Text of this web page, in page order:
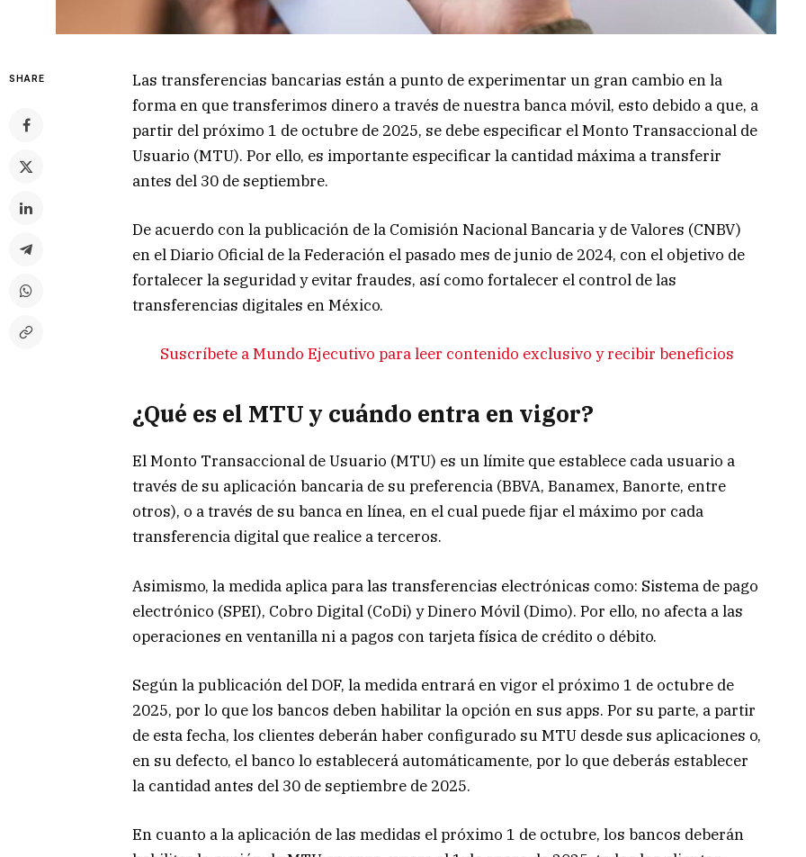
SHARE
Las transferencias bancarias están a punto de experimentar un gran cambio en la
forma en que transferimos dinero a través de nuestra banca móvil, esto debido a que, a
partir del próximo 1 de octubre de 2025, se debe especificar el Monto Transaccional de
Usuario (MTU). Por ello, es importante especificar la cantidad máxima a transferir
antes del 30 de septiembre.
De acuerdo con la publicación de la Comisión Nacional Bancaria y de Valores (CNBV)
en el Diario Oficial de la Federación el pasado mes de junio de 2024, con el objetivo de
fortalecer la seguridad y evitar fraudes, así como fortalecer el control de las
transferencias digitales en México.
Suscríbete a Mundo Ejecutivo para leer contenido exclusivo y recibir beneficios
¿Qué es el MTU y cuándo entra en vigor?
El Monto Transaccional de Usuario (MTU) es un límite que establece cada usuario a
través de su aplicación bancaria de su preferencia (BBVA, Banamex, Banorte, entre
otros), o a través de su banca en línea, en el cual puede fijar el máximo por cada
transferencia digital que realice a terceros.
Asimismo, la medida aplica para las transferencias electrónicas como: Sistema de pago
electrónico (SPEI), Cobro Digital (CoDi) y Dinero Móvil (Dimo). Por ello, no afecta a las
operaciones en ventanilla ni a pagos con tarjeta física de crédito o débito.
Según la publicación del DOF, la medida entrará en vigor el próximo 1 de octubre de
2025, por lo que los bancos deben habilitar la opción en sus apps. Por su parte, a partir
de esta fecha, los clientes deberán haber configurado su MTU desde sus aplicaciones o,
en su defecto, el banco lo establecerá automáticamente, por lo que deberás establecer
la cantidad antes del 30 de septiembre de 2025.
En cuanto a la aplicación de las medidas el próximo 1 de octubre, los bancos deberán